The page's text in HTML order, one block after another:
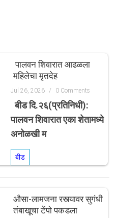
पालवन शिवारात आढळला
महिलेचा मृतदेह
Jul 26, 2026 / 0 Comments
बीड दि.२६(प्रतिनिधी):
पालवन शिवारात एका शेतामध्ये
अनोळखी म
बीड
औसा-लामजना रस्त्यावर सुगंधी
तंबाखूचा टेंपो पकडला